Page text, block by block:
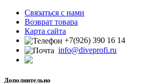
Связаться с нами
Возврат товара
Карта сайта
+7(926) 390 16 14
info@diveprofi.ru
Дополнительно